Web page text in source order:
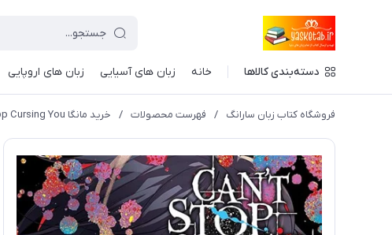
دسته‌بندی کالاها خانه زبان های آسیایی زبان های اروپایی
فروشگاه کتاب زبان سارانگ / فهرست محصولات / خرید مانگا Can't Stop Cursing You زبان انگلیسی